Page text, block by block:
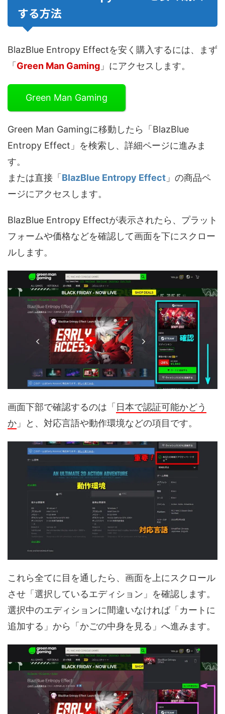
する方法
BlazBlue Entropy Effectを安く購入するには、まず
「 Green Man Gaming 」にアクセスします。
Green Man Gaming
Green Man Gamingに移動したら「BlazBlue
Entropy Effect」を検索し、詳細ページに進みま
す。
または直接「 BlazBlue Entropy Effect 」の商品ペ
ージにアクセスします。
BlazBlue Entropy Effectが表示されたら、プラット
フォームや価格などを確認して画面を下にスクロー
ルします。
画面下部で確認するのは「 日本で認証可能かどう
か 」と、対応言語や動作環境などの項目です。
これら全てに目を通したら、画面を上にスクロール
させ「選択しているエディション」を確認します。
選択中のエディションに間違いなければ「カートに
追加する」から「かごの中身を見る」へ進みます。